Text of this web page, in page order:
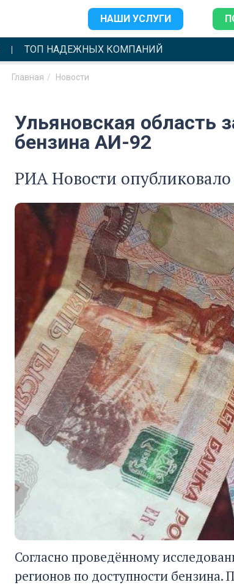
НАШИ УСЛУГИ
ТОП НАДЕЖНЫХ КОМПАНИЙ
Главная Новости
Ульяновская область
бензина АИ-92
РИА Новости
Согласно проведённому
регионов по доступности бензина.